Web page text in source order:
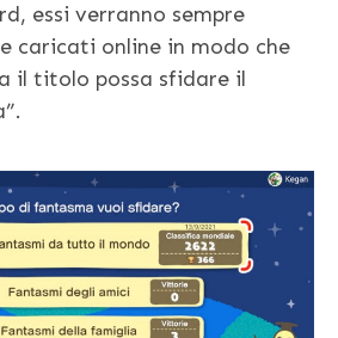
essi verranno sempre
caricati online in modo che
il titolo possa sfidare il